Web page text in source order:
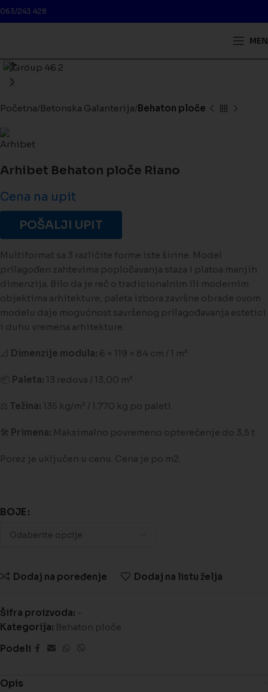
063/243 428
Početna Betonska Galanterija Behaton ploče
Arhibet Behaton ploče Riano
Cena na upit
POŠALJI UPIT
Multiformat sa 3 različite forme iste širine. Model
prilagođen zahtevima popločavanja staza i platoa manjih
dimenzija. Bilo da je reč o tradicionalnim ili modernim
objektima arhitekture, paleta izbora završne obrade ovom
modelu daje mogućnost savršenog prilagođavanja estetici
i duhu vremena arhitekture.
📐 Dimenzije modula: 6 × 119 × 84 cm / 1 m²
📦 Paleta: 13 redova / 13,00 m²
⚖️ Težina: 135 kg/m² / 1.770 kg po paleti
🛠️ Primena: Maksimalno povremeno opterećenje do 3,5 t
Porez je uključen u cenu. Cena je po m2.
BOJE
Dodaj na poređenje Dodaj na listu želja
Šifra proizvoda: -
Kategorija: Behaton ploče
Podeli
Opis